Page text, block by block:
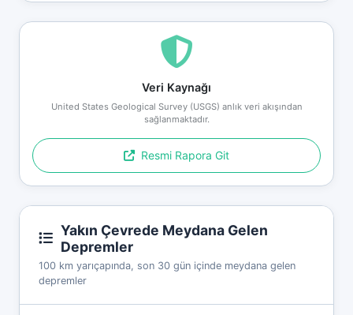
Veri Kaynağı
United States Geological Survey (USGS) anlık veri akışından
sağlanmaktadır.
Resmi Rapora Git
Yakın Çevrede Meydana Gelen
Depremler
100 km yarıçapında, son 30 gün içinde meydana gelen
depremler